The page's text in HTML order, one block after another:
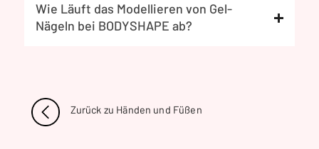
Wie Läuft das Modellieren von Gel-
Nägeln bei BODYSHAPE ab?
Zurück zu Händen und Füßen